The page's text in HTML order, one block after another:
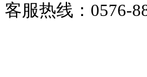
客服热线：0576-